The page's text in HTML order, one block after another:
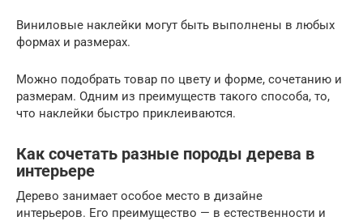
Виниловые наклейки могут быть выполнены в любых
формах и размерах.
Можно подобрать товар по цвету и форме, сочетанию и
размерам. Одним из преимуществ такого способа, то,
что наклейки быстро приклеиваются.
Как сочетать разные породы дерева в
интерьере
Дерево занимает особое место в дизайне
интерьеров. Его преимущество — в естественности и